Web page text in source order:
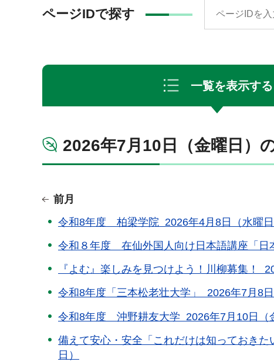
ページIDで探す
一覧を表示する
2026年7月10日（金曜日）
前月
令和8年度 柏梁学院 2026年4月8日（水曜日
令和８年度 在仙外国人向け日本語講座「日
『よむ』楽しみを見つけよう！川柳募集！
令和8年度「三本松老壮大学」 2026年7月8
令和8年度 沖野耕友大学 2026年7月10日（
備えて安心・安全「これだけは知っておき
日）